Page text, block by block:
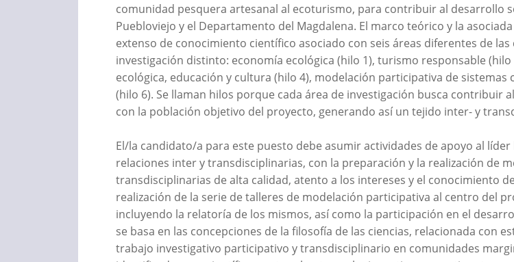
comunidad pesquera artesanal al ecoturismo, para contribuir al desarrollo
Puebloviejo y el Departamento del Magdalena. El marco teórico y la
extenso de conocimiento científico asociado con seis áreas diferentes de
investigación distinto: economía ecológica (hilo 1), turismo responsable
ecológica, educación y cultura (hilo 4), modelación participativa de
(hilo 6). Se llaman hilos porque cada área de investigación busca contribuir
con la población objetivo del proyecto, generando así un tejido inter- y
El/la candidato/a para este puesto debe asumir actividades de apoyo al
relaciones inter y transdisciplinarias, con la preparación y la realización de
transdisciplinarias de alta calidad, atento a los intereses y el conocimiento
realización de la serie de talleres de modelación participativa al centro del
incluyendo la relatoría de los mismos, así como la participación en el
se basa en las concepciones de la filosofía de las ciencias, relacionada con
trabajo investigativo participativo y transdisciplinario en comunidades